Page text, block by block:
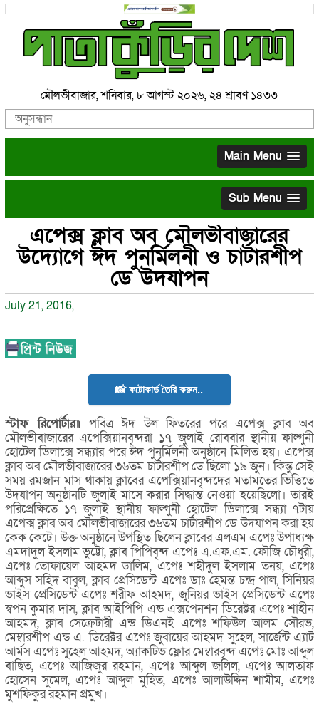
মৌলভীবাজার, শনিবার, ৮ আগস্ট ২০২৬, ২৪ শ্রাবণ ১৪৩৩
Main Menu
Sub Menu
এপেক্স ক্লাব অব মৌলভীবাজারের
উদ্যোগে ঈদ পুনর্মিলনী ও চার্টারশীপ
ডে উদযাপন
July 21, 2016,
📸 ফটোকার্ড তৈরি করুন..
স্টাফ রিপোর্টার॥ পবিত্র ঈদ উল ফিতরের পরে এপেক্স ক্লাব অব
মৌলভীবাজারের এপেক্সিয়ানবৃন্দরা ১৭ জুলাই রোববার স্থানীয় ফাল্গুনী
হোটেল ডিলাক্সে সন্ধ্যার পরে ঈদ পুনর্মিলনী অনুষ্ঠানে মিলিত হয়। এপেক্স
ক্লাব অব মৌলভীবাজারের ৩৬তম চার্টারশীপ ডে ছিলো ১৯ জুন। কিন্তু সেই
সময় রমজান মাস থাকায় ক্লাবের এপেক্সিয়ানবৃন্দদের মতামতের ভিত্তিতে
উদযাপন অনুষ্ঠানটি জুলাই মাসে করার সিদ্ধান্ত নেওয়া হয়েছিলো। তারই
পরিপ্রেক্ষিতে ১৭ জুলাই স্থানীয় ফাল্গুনী হোটেল ডিলাক্সে সন্ধ্যা ৭টায়
এপেক্স ক্লাব অব মৌলভীবাজারের ৩৬তম চার্টারশীপ ডে উদযাপন করা হয়
কেক কেটে। উক্ত অনুষ্ঠানে উপস্থিত ছিলেন ক্লাবের এলএম এপেঃ উপাধ্যক্ষ
এমদাদুল ইসলাম ভুট্টো, ক্লাব পিপিবৃন্দ এপেঃ এ.এফ.এম. ফৌজি চৌধুরী,
এপেঃ তোফায়েল আহমদ ডালিম, এপেঃ শহীদুল ইসলাম তনয়, এপেঃ
আব্দুস সহিদ বাবুল, ক্লাব প্রেসিডেন্ট এপেঃ ডাঃ হেমন্ত চন্দ্র পাল, সিনিয়র
ভাইস প্রেসিডেন্ট এপেঃ শরীফ আহমদ, জুনিয়র ভাইস প্রেসিডেন্ট এপেঃ
স্বপন কুমার দাস, ক্লাব আইপিপি এন্ড এক্সপেনশন ডিরেক্টর এপেঃ শাহীন
আহমদ, ক্লাব সেক্রেটারী এন্ড ডিএনই এপেঃ শফিউল আলম সৌরভ,
মেম্বারশীপ এন্ড এ. ডিরেক্টর এপেঃ জুবায়ের আহমদ সুহেল, সার্জেন্ট এ্যাট
আর্মস এপেঃ সুহেল আহমদ, অ্যাকটিভ ফ্লোর মেম্বারবৃন্দ এপেঃ মোঃ আব্দুল
বাছিত, এপেঃ আজিজুর রহমান, এপেঃ আব্দুল জলিল, এপেঃ আলতাফ
হোসেন সুমেল, এপেঃ আব্দুল মুহিত, এপেঃ আলাউদ্দিন শামীম, এপেঃ
মুশফিকুর রহমান প্রমুখ।